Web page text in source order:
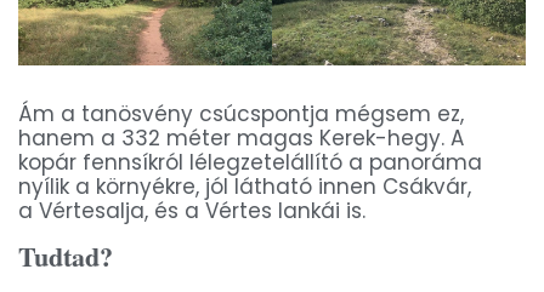
Ám a tanösvény csúcspontja mégsem ez,
hanem a 332 méter magas Kerek-hegy. A
kopár fennsíkról lélegzetelállító a panoráma
nyílik a környékre, jól látható innen Csákvár,
a Vértesalja, és a Vértes lankái is.
Tudtad?